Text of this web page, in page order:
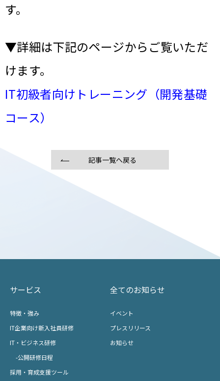
す。
▼詳細は下記のページからご覧いただ
けます。
IT初級者向けトレーニング（開発基礎
コース）
記事一覧へ戻る
サービス
特徴・強み
IT企業向け新入社員研修
IT・ビジネス研修
-公開研修日程
採用・育成支援ツール
全てのお知らせ
イベント
プレスリリース
お知らせ